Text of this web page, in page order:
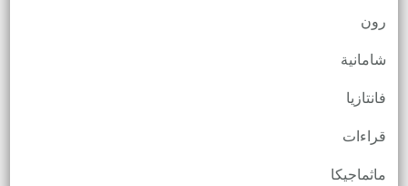
رون
شامانية
فانتازيا
قراءات
ماثماجيكا